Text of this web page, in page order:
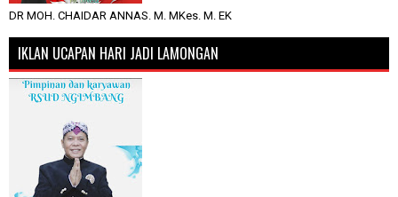
DR MOH. CHAIDAR ANNAS. M. MKes. M. EK
IKLAN UCAPAN HARI JADI LAMONGAN